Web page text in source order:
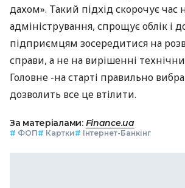
дахом». Такий підхід скорочує час
адміністрування, спрощує облік і
підприємцям зосередитися на
справи, а не на вирішенні
Головне -на старті правильно
дозволить все це втілити.
За матеріалами: Finance.ua
# ФОП# Картки# Інтернет-Банкінг